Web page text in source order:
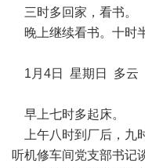
三时多回家，看书。
晚上继续看书。十时
1月4日 星期日 多云
早上七时多起床。
上午八时到厂后，九
听机修车间党支部书记